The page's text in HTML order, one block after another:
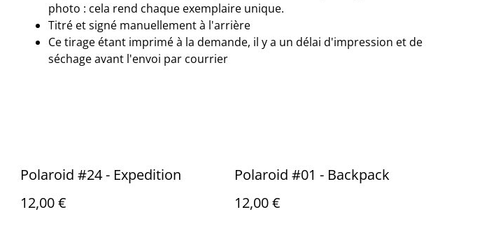
photo : cela rend chaque exemplaire unique.
Titré et signé manuellement à l'arrière
Ce tirage étant imprimé à la demande, il y a un délai d'impression et de
séchage avant l'envoi par courrier
Polaroid #24 - Expedition
12,00 €
Polaroid #01 - Backpack
12,00 €